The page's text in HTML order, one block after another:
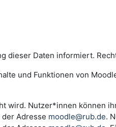
Daten informiert.
und Funktionen von
wird. Nutzer*innen können
Adresse moodle@rub.de.